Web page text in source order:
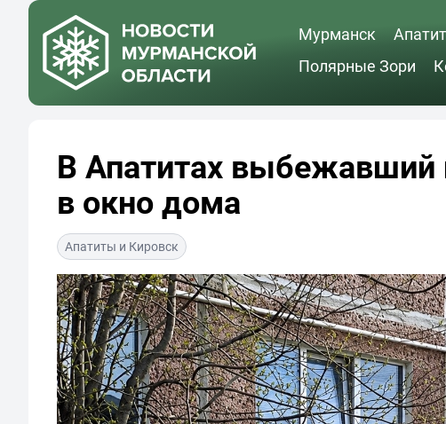
Мурманск
Полярные Зори
В Апатитах выбежавший
в окно дома
Апатиты и Кировск